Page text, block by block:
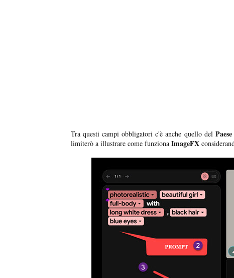
Tra questi campi obbligatori c'è anche quello del Paese
limiterò a illustrare come funziona ImageFX